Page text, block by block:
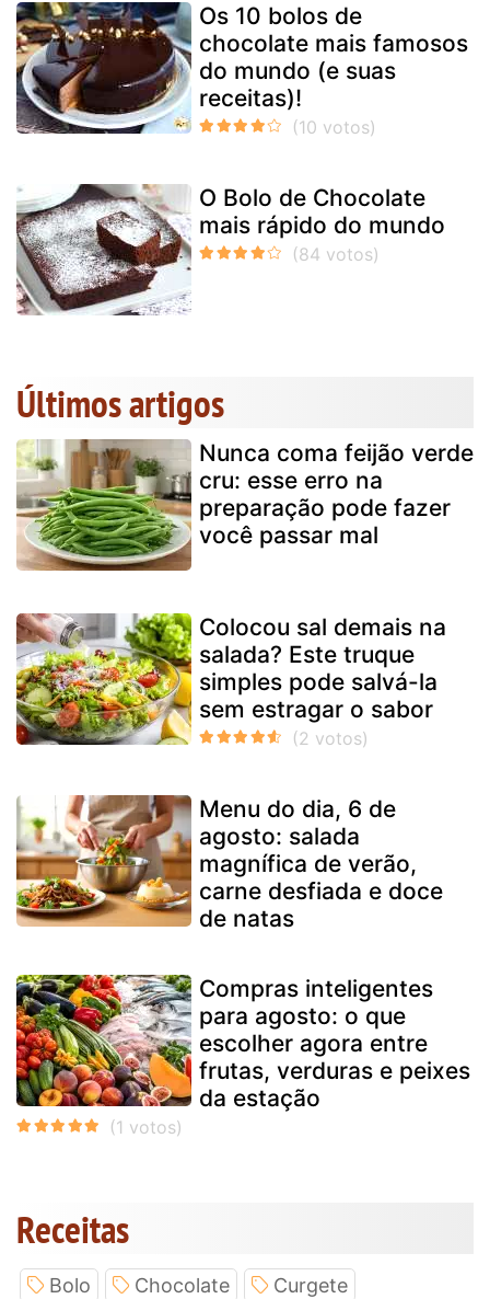
Os 10 bolos de
chocolate mais famosos
do mundo (e suas
receitas)!
O Bolo de Chocolate
mais rápido do mundo
Últimos artigos
Nunca coma feijão verde
cru: esse erro na
preparação pode fazer
você passar mal
Colocou sal demais na
salada? Este truque
simples pode salvá-la
sem estragar o sabor
Menu do dia, 6 de
agosto: salada
magnífica de verão,
carne desfiada e doce
de natas
Compras inteligentes
para agosto: o que
escolher agora entre
frutas, verduras e peixes
da estação
Receitas
Bolo Chocolate
Curgete